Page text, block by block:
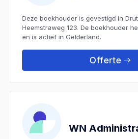
Deze boekhouder is gevestigd in
Heemstraweg 123. De boekhouder
en is actief in Gelderland.
Offerte
WN